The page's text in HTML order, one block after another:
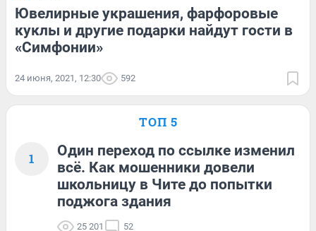
Ювелирные украшения, фарфоровые
куклы и другие подарки найдут гости в
«Симфонии»
24 июня, 2021, 12:30 592
ТОП 5
1
Один переход по ссылке изменил
всё. Как мошенники довели
школьницу в Чите до попытки
поджога здания
25 201 52